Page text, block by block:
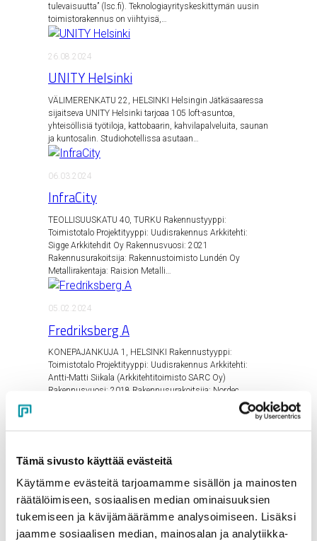
Tämä sivusto käyttää evästeitä
Käytämme evästeitä tarjoamamme sisällön ja mainosten
räätälöimiseen, sosiaalisen median ominaisuuksien
tukemiseen ja kävijämäärämme analysoimiseen. Lisäksi
jaamme sosiaalisen median, mainosalan ja analytiikka-
tulevaisuutta” (lsc.fi). Teknologiayrityskeskittymän uusin
toimistorakennus on viihtyisä,…
26.08.2024
UNITY Helsinki
VÄLIMERENKATU 22, HELSINKI Helsingin Jätkäsaaressa
sijaitseva UNITY Helsinki tarjoaa 105 loft-asuntoa,
yhteisöllisiä työtiloja, kattobaarin, kahvilapalveluita, saunan
ja kuntosalin. Studiohotellissa asutaan…
06.03.2024
InfraCity
TEOLLISUUSKATU 40, TURKU Rakennustyyppi:
Toimistotalo Projektityyppi: Uudisrakennus Arkkitehti:
Sigge Arkki­tehdit Oy Rakennusvuosi: 2021
Rakennusurakoitsija: Rakennustoimisto Lundén Oy
Metallirakentaja: Raision Metalli…
05.02.2024
Fredriksberg A
KONEPAJANKUJA 1, HELSINKI Rakennustyyppi:
Toimistotalo Projektityyppi: Uudisrakennus Arkkitehti:
Antti-Matti Siikala (Arkkitehtitoimisto SARC Oy)
Rakennusvuosi: 2018 Rakennusurakoitsija: Nordec
17.11.2023
Toimistorakennus Tulemaja (Tallink)
SADAMA 9, TALLINN Rakennustyyppi: Toimistotalo
Projektityyppi: Uudisrakennus Arkkitehti: M.Press
Arhitektuuribüroo OÜ Rakennusvuosi: 2018